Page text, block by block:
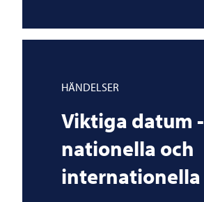
HÄNDELSER
Viktiga datum -
nationella och
internationella